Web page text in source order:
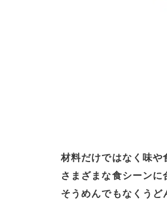
材料だけではなく味や
さまざまな食シーン
そうめんでもなくうど